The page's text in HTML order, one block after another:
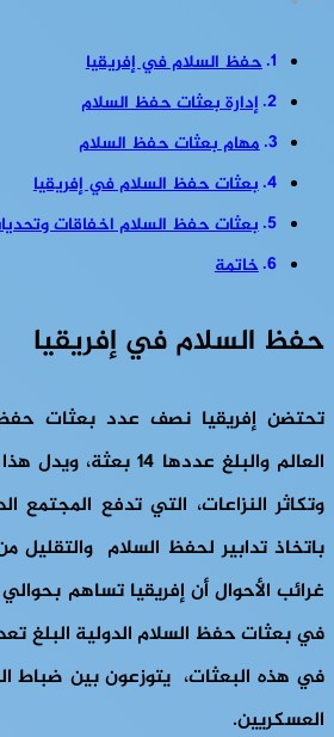
حفظ السلام في إفريقيا
إدارة بعثات حفظ السلام
مهام بعثات حفظ السلام
بعثات حفظ السلام في إفريقيا
بعثات حفظ السلام اخفاقات
خاتمة
حفظ السلام في إفريقيا
تحتضن إفريقيا نصف عدد بعثات
العالم والبلغ عددها
وتكاثر النزاعات، التي تدفع المجتمع
باتخاذ تدابير لحفظ السلام والتقليل
في هذه البعثات، يتوزعون بين ضباط
العسكريين.